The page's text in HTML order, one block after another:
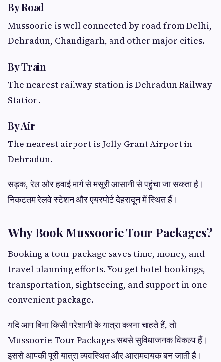
By Road
Mussoorie is well connected by road from Delhi,
Dehradun, Chandigarh, and other major cities.
By Train
The nearest railway station is Dehradun Railway
Station.
By Air
The nearest airport is Jolly Grant Airport in
Dehradun.
सड़क, रेल और हवाई मार्ग से मसूरी आसानी से पहुंचा जा सकता है।
निकटतम रेलवे स्टेशन और एयरपोर्ट देहरादून में स्थित हैं।
Why Book Mussoorie Tour Packages?
Booking a tour package saves time, money, and
travel planning efforts. You get hotel bookings,
transportation, sightseeing, and support in one
convenient package.
यदि आप बिना किसी परेशानी के यात्रा करना चाहते हैं, तो
Mussoorie Tour Packages सबसे सुविधाजनक विकल्प हैं।
इससे आपकी पूरी यात्रा व्यवस्थित और आरामदायक बन जाती है।